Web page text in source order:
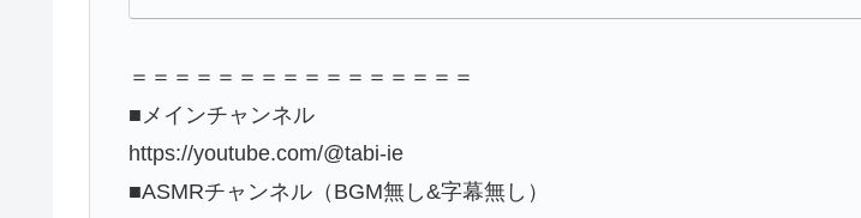
＝＝＝＝＝＝＝＝＝＝＝＝＝＝＝＝
■メインチャンネル
https://youtube.com/@tabi-ie
■ASMRチャンネル（BGM無し&字幕無し）